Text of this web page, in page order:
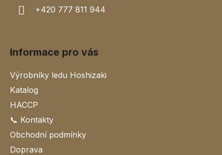
+420 777 811 944
Informace pro vás
Výrobníky ledu Hoshizaki
Katalog
HACCP
📞 Kontakty
Obchodní podmínky
Doprava